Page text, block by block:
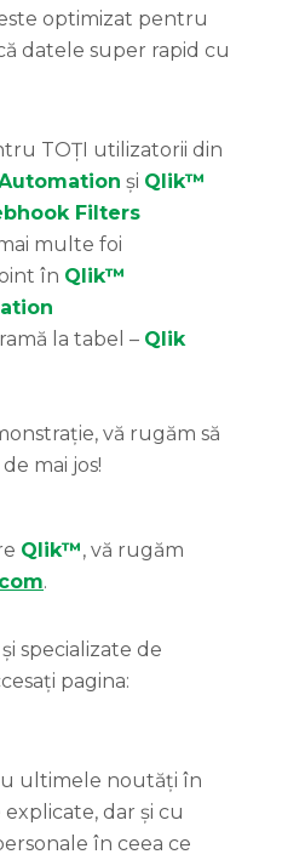
optimizat pentru
datele super rapid cu
TOȚI utilizatorii din
și Qlik™
Filters
multe foi
în Qlik™
la tabel – Qlik
vă rugăm să
mai jos!
Qlik™, vă rugăm
.
specializate de
pagina:
ultimele noutăți în
dar și cu
în ceea ce